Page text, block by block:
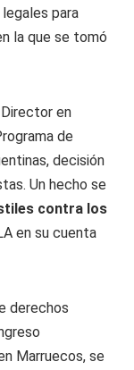
para
la que se tomó
en
de
decisión
Un hecho se
contra los
en su cuenta
derechos
Marruecos, se